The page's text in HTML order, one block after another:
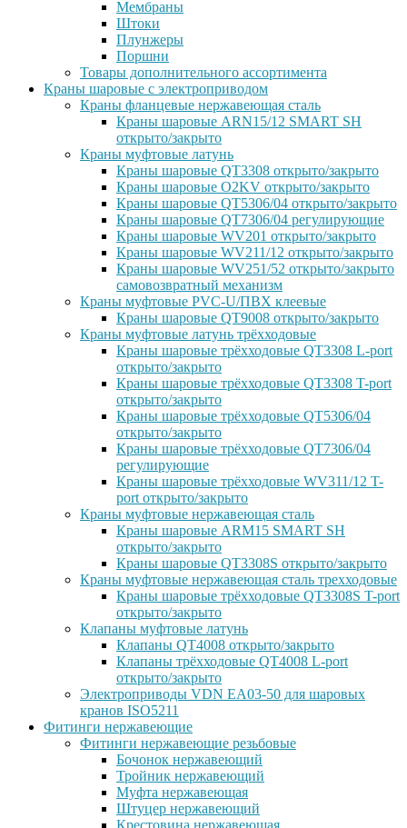
Мембраны
Штоки
Плунжеры
Поршни
Товары дополнительного ассортимента
Краны шаровые с электроприводом
Краны фланцевые нержавеющая сталь
Краны шаровые ARN15/12 SMART SH
открыто/закрыто
Краны муфтовые латунь
Краны шаровые QT3308 открыто/закрыто
Краны шаровые O2KV открыто/закрыто
Краны шаровые QT5306/04 открыто/закрыто
Краны шаровые QT7306/04 регулирующие
Краны шаровые WV201 открыто/закрыто
Краны шаровые WV211/12 открыто/закрыто
Краны шаровые WV251/52 открыто/закрыто
самовозвратный механизм
Краны муфтовые PVC-U/ПВХ клеевые
Краны шаровые QT9008 открыто/закрыто
Краны муфтовые латунь трёхходовые
Краны шаровые трёхходовые QT3308 L-port
открыто/закрыто
Краны шаровые трёхходовые QT3308 T-port
открыто/закрыто
Краны шаровые трёхходовые QT5306/04
открыто/закрыто
Краны шаровые трёхходовые QT7306/04
регулирующие
Краны шаровые трёхходовые WV311/12 T-
port открыто/закрыто
Краны муфтовые нержавеющая сталь
Краны шаровые ARM15 SMART SH
открыто/закрыто
Краны шаровые QT3308S открыто/закрыто
Краны муфтовые нержавеющая сталь трехходовые
Краны шаровые трёхходовые QT3308S T-port
открыто/закрыто
Клапаны муфтовые латунь
Клапаны QT4008 открыто/закрыто
Клапаны трёхходовые QT4008 L-port
открыто/закрыто
Электроприводы VDN EA03-50 для шаровых
кранов ISO5211
Фитинги нержавеющие
Фитинги нержавеющие резьбовые
Бочонок нержавеющий
Тройник нержавеющий
Муфта нержавеющая
Штуцер нержавеющий
Крестовина нержавеющая